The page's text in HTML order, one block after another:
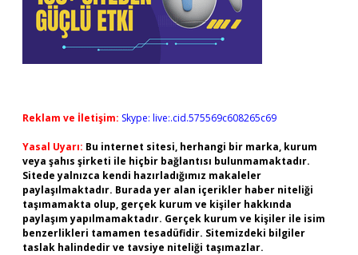
Reklam ve İletişim: Skype: live:.cid.575569c608265c69
Yasal Uyarı: Bu internet sitesi, herhangi bir marka, kurum
veya şahıs şirketi ile hiçbir bağlantısı bulunmamaktadır.
Sitede yalnızca kendi hazırladığımız makaleler
paylaşılmaktadır. Burada yer alan içerikler haber niteliği
taşımamakta olup, gerçek kurum ve kişiler hakkında
paylaşım yapılmamaktadır. Gerçek kurum ve kişiler ile isim
benzerlikleri tamamen tesadüfidir. Sitemizdeki bilgiler
taslak halindedir ve tavsiye niteliği taşımazlar.